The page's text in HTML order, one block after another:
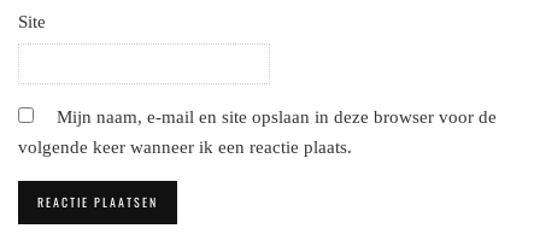
Site
Mijn naam, e-mail en site opslaan in deze browser voor de
volgende keer wanneer ik een reactie plaats.